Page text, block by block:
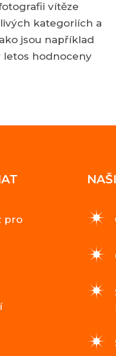
vítěze
kategoriích a
jsou například
letos hodnoceny
pro